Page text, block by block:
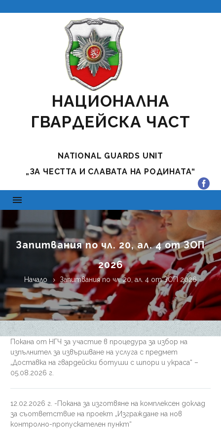
НАЦИОНАЛНА
ГВАРДЕЙСКА ЧАСТ
NATIONAL GUARDS UNIT
„ЗА ЧЕСТТА И СЛАВАТА НА РОДИНАТА“
Запитвания по чл. 20, ал. 4 от ЗОП
2026
Начало Запитвания по чл. 20, ал. 4 от ЗОП 2026
Покана от НГЧ за участие в процедура за избор на
изпълнител за извършване на услуга с предмет
„Доставка на гвардейски ботуши с шпори и украса“ –
05.08.2026 г.
12.02.2026 г. -Покана за изготвяне на комплексен доклад
за съответствие на проект „Изграждане на нов
контролно-пропускателен пункт“